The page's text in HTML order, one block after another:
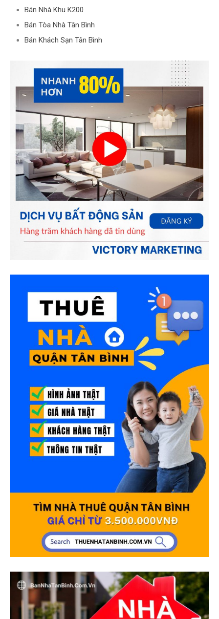
Bán Nhà Khu K200
Bán Tòa Nhà Tân Bình
Bán Khách Sạn Tân Bình